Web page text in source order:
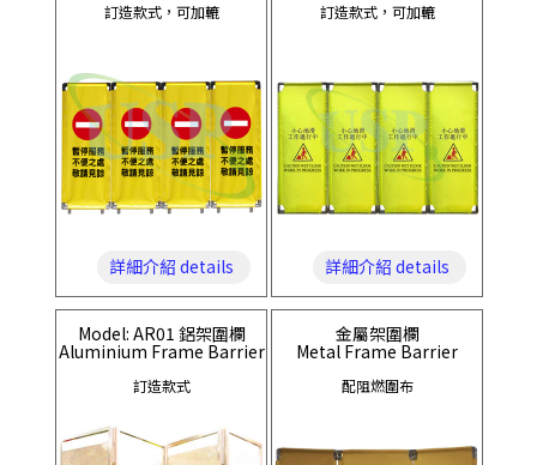
訂造款式，可加轆
詳細介紹 details
訂造款式，可加轆
詳細介紹 details
Model: AR01 鋁架圍欄
Aluminium Frame Barrier
訂造款式
金屬架圍欄
Metal Frame Barrier
配阻燃圍布